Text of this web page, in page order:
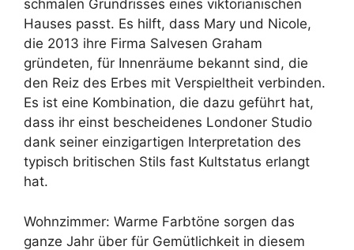
schmalen Grundrisses eines viktorianischen
Hauses passt. Es hilft, dass Mary und Nicole,
die 2013 ihre Firma Salvesen Graham
gründeten, für Innenräume bekannt sind, die
den Reiz des Erbes mit Verspieltheit verbinden.
Es ist eine Kombination, die dazu geführt hat,
dass ihr einst bescheidenes Londoner Studio
dank seiner einzigartigen Interpretation des
typisch britischen Stils fast Kultstatus erlangt
hat.
Wohnzimmer: Warme Farbtöne sorgen das
ganze Jahr über für Gemütlichkeit in diesem